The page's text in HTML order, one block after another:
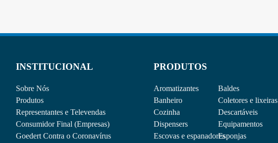
INSTITUCIONAL
Sobre Nós
Produtos
Representantes e Televendas
Consumidor Final (Empresas)
Goedert Contra o Coronavírus
PRODUTOS
Aromatizantes
Baldes
Banheiro
Coletores e lixeiras
Cozinha
Descartáveis
Dispensers
Equipamentos
Escovas e espanadoresEsponjas